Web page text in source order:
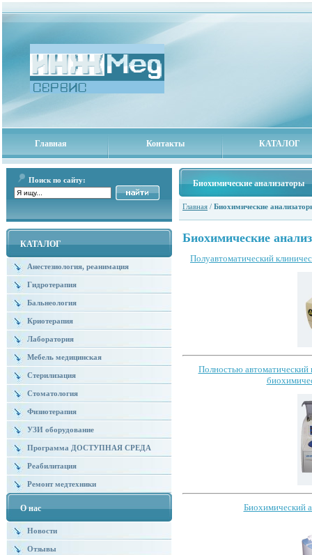
Главная Контакты КАТАЛОГ
Поиск по сайту:
КАТАЛОГ
Анестезиология, реанимация
Гидротерапия
Бальнеология
Криотерапия
Лаборатория
Мебель медицинская
Стерилизация
Стоматология
Физиотерапия
УЗИ оборудование
Программа ДОСТУПНАЯ СРЕДА
Реабилитация
Ремонт медтехники
О нас
Новости
Отзывы
Биохимические анализаторы
Главная / Биохимические
Биохимические
Полуавтоматический
Полностью автоматический
Биохимический